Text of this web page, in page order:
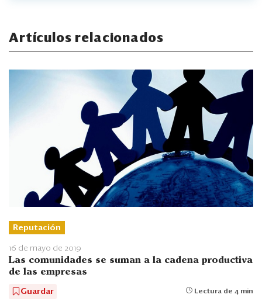
Artículos relacionados
Reputación
16 de mayo de 2019
Las comunidades se suman a la cadena productiva
de las empresas
Guardar Lectura de 4 min